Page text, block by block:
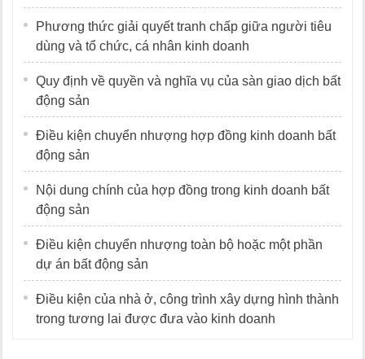
Phương thức giải quyết tranh chấp giữa người tiêu
dùng và tổ chức, cá nhân kinh doanh
Quy định về quyền và nghĩa vụ của sàn giao dịch bất
động sản
Điều kiện chuyển nhượng hợp đồng kinh doanh bất
động sản
Nội dung chính của hợp đồng trong kinh doanh bất
động sản
Điều kiện chuyển nhượng toàn bộ hoặc một phần
dự án bất động sản
Điều kiện của nhà ở, công trình xây dựng hình thành
trong tương lai được đưa vào kinh doanh